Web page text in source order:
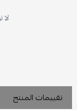
تقييمات المنتج